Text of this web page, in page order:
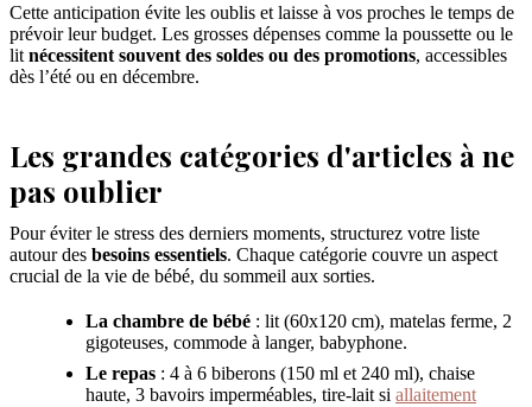
Cette anticipation évite les oublis et laisse à vos proches le temps de
prévoir leur budget. Les grosses dépenses comme la poussette ou le
lit nécessitent souvent des soldes ou des promotions, accessibles
dès l’été ou en décembre.
Les grandes catégories d'articles à ne
pas oublier
Pour éviter le stress des derniers moments, structurez votre liste
autour des besoins essentiels. Chaque catégorie couvre un aspect
crucial de la vie de bébé, du sommeil aux sorties.
La chambre de bébé : lit (60x120 cm), matelas ferme, 2
gigoteuses, commode à langer, babyphone.
Le repas : 4 à 6 biberons (150 ml et 240 ml), chaise
haute, 3 bavoirs imperméables, tire-lait si allaitement